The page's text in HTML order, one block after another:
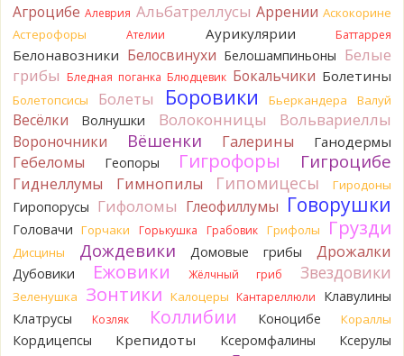
Katya20 Навозник.
1 день назад
Verona Скорее всего он.
2 дня назад
Verona
Что-то из рядовок. Цвета на фото вряд ли
переданы правильно.
2 дня назад
Verona
Рядовка мыльная, судя по пластинкам.
Правильно сделали, что не взяли.
BorisM Подгруздок чёрный, или близкие виды
BorisM Сдаётся мне, на земле и в руке - разные грибы.
Кирилл
Вони не было, но вода и гриб при варке
начали желтеть. Выкинул. Большое спасибо.
2 дня назад
Агроцибе Алеврия Альбатреллусы Аррении Аскокорине
Астерофоры
Ателии Аурикулярии Баттаррея
Белонавозники Белосвинухи Белошампиньоны Белые
грибы Бледная поганка Блюдцевик Бокальчики Болетины
Болетопсисы Болеты Боровики Бьеркандера Валуй
Весёлки Волнушки Волоконницы Вольвариеллы
Вороночники Вёшенки Галерины Ганодермы
Гебеломы Геопоры Гигрофоры Гигроцибе
Гиднеллумы Гимнопилы Гипомицесы Гиродоны
Гиропорусы Гифоломы Глеофиллумы Говорушки
Головачи Горчаки Горькушка Грабовик Грифолы Грузди
Дисцины Дождевики Домовые грибы Дрожалки
Дубовики Ежовики Жёлчный гриб Звездовики
Зеленушка Зонтики Калоцеры Кантареллюли
Клавулины
Клатрусы
Козляк Коллибии Коноцибе Кораллы
Кордицепсы Крепидоты Ксеромфалины Ксерулы